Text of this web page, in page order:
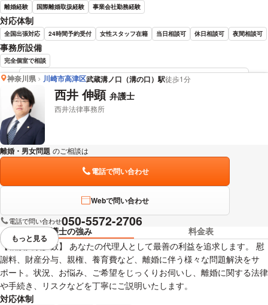
離婚経験 国際離婚取扱経験 事業会社勤務経験
対応体制
全国出張対応 24時間予約受付 女性スタッフ在籍 当日相談可 休日相談可 夜間相談可
事務所設備
完全個室で相談
海老名 毅 弁護士の詳細情報を見る
神奈川県 川崎市高津区武蔵溝ノ口（溝の口）駅徒歩1分
西井 伸顕 弁護士
西井法律事務所
離婚・男女問題 のご相談は
電話で問い合わせ
Webで問い合わせ
電話で問い合わせ050-5572-2706
弁護士の強み
料金表
【相談実績多数】 あなたの代理人として最善の利益を追求します。 慰
謝料、財産分与、親権、養育費など、離婚に伴う様々な問題解決をサ
ポート。状況、お悩み、ご希望をじっくりお伺いし、離婚に関する法律
や手続き、リスクなどを丁寧にご説明いたします。
対応体制
視覚的に省略されている要素を
もっと見る